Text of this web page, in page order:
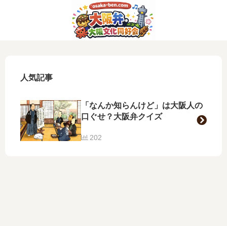
人気記事
「なんか知らんけど」は大阪人の
口ぐせ？大阪弁クイズ
202